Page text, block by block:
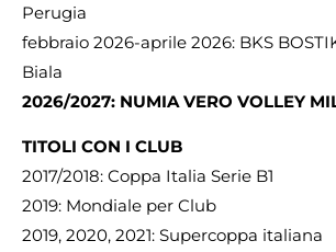
Perugia
febbraio 2026-aprile 2026: BKS
Biala
2026/2027: NUMIA VERO VOLLEY
TITOLI CON I CLUB
2017/2018: Coppa Italia Serie B1
2019: Mondiale per Club
2019, 2020, 2021: Supercoppa italiana